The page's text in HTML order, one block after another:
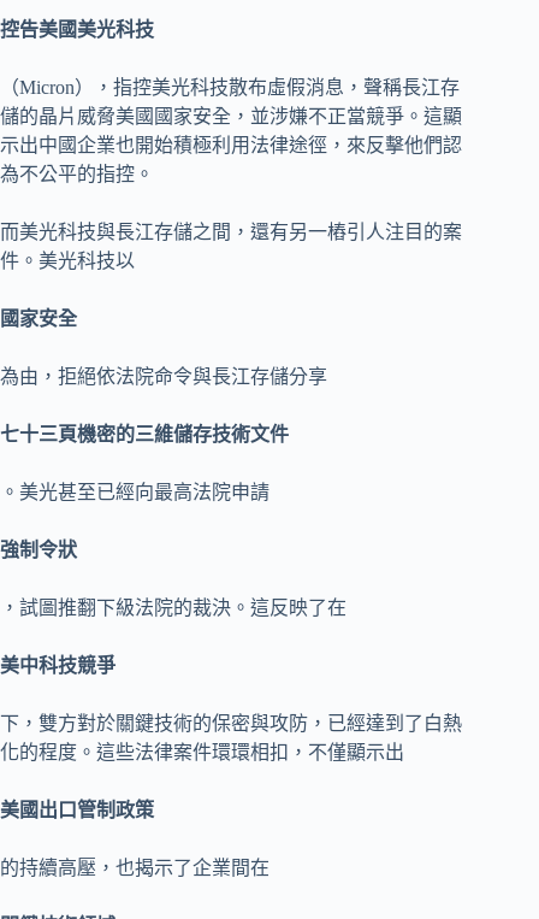
控告美國美光科技
（Micron），指控美光科技散布虛假消息，聲稱長江存
儲的晶片威脅美國國家安全，並涉嫌不正當競爭。這顯
示出中國企業也開始積極利用法律途徑，來反擊他們認
為不公平的指控。
而美光科技與長江存儲之間，還有另一樁引人注目的案
件。美光科技以
國家安全
為由，拒絕依法院命令與長江存儲分享
七十三頁機密的三維儲存技術文件
。美光甚至已經向最高法院申請
強制令狀
，試圖推翻下級法院的裁決。這反映了在
美中科技競爭
下，雙方對於關鍵技術的保密與攻防，已經達到了白熱
化的程度。這些法律案件環環相扣，不僅顯示出
美國出口管制政策
的持續高壓，也揭示了企業間在